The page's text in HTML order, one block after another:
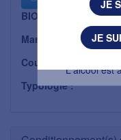
BIO :
Marque :
Couleur :
Typologie :
L'alcool est
JE
JE